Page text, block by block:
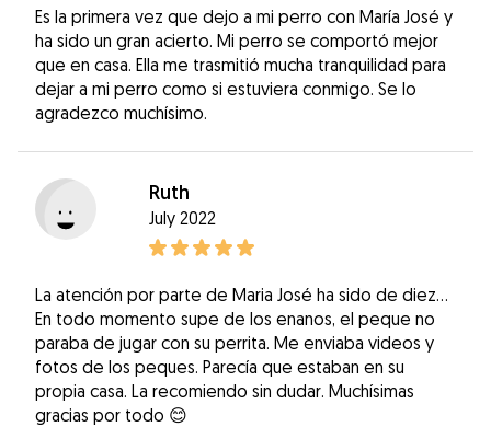
Es la primera vez que dejo a mi perro con María José y
ha sido un gran acierto. Mi perro se comportó mejor
que en casa. Ella me trasmitió mucha tranquilidad para
dejar a mi perro como si estuviera conmigo. Se lo
agradezco muchísimo.
Ruth
July 2022
La atención por parte de Maria José ha sido de diez...
En todo momento supe de los enanos, el peque no
paraba de jugar con su perrita. Me enviaba videos y
fotos de los peques. Parecía que estaban en su
propia casa. La recomiendo sin dudar. Muchísimas
gracias por todo 😊